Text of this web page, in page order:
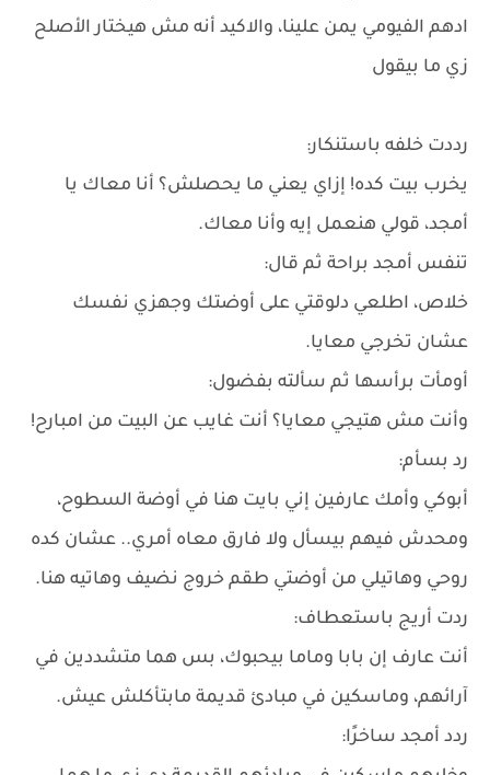
ادهم الفيومي يمن علينا، والاكيد أنه مش هيختار الأصلح
زي ما بيقول
رددت خلفه باستنكار:
يخرب بيت كده! إزاي يعني ما يحصلش؟ أنا معاك يا
أمجد، قولي هنعمل إيه وأنا معاك.
تنفس أمجد براحة ثم قال:
خلاص، اطلعي دلوقتي على أوضتك وجهزي نفسك
عشان تخرجي معايا.
أومأت برأسها ثم سألته بفضول:
وأنت مش هتيجي معايا؟ أنت غايب عن البيت من امبارح!
رد بسأم:
أبوكي وأمك عارفين إني بايت هنا في أوضة السطوح،
ومحدش فيهم بيسأل ولا فارق معاه أمري.. عشان كده
روحي وهاتيلي من أوضتي طقم خروج نضيف وهاتيه هنا.
ردت أريج باستعطاف:
أنت عارف إن بابا وماما بيحبوك، بس هما متشددين في
آرائهم، وماسكين في مبادئ قديمة مابتأكلش عيش.
ردد أمجد ساخرًا: